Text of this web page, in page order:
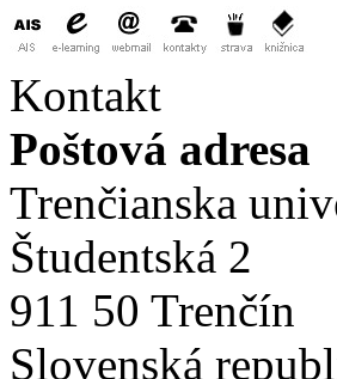
Kontakt
Poštová adresa
Trenčianska
Študentská 2
911 50 Trenčín
Slovenská